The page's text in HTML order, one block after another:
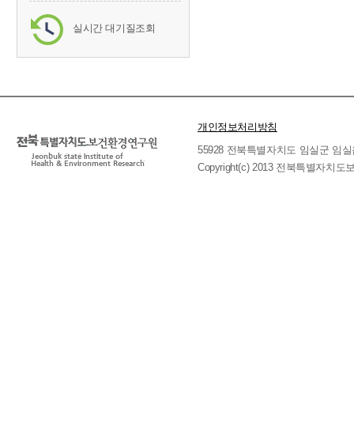
실시간 대기질조회
개인정보처리방침
55928 전북특별자치도 임실군 임
Copyright(c) 2013 전북특별자치도